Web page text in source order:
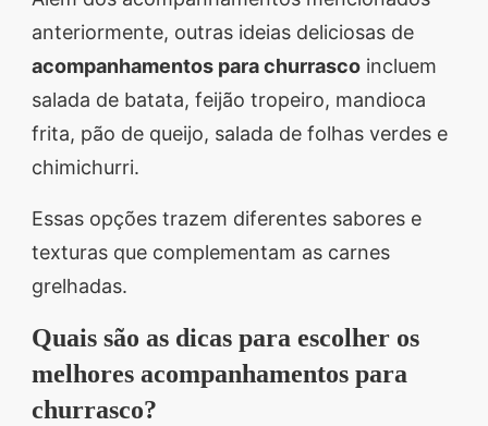
anteriormente, outras ideias deliciosas de
acompanhamentos para churrasco incluem
salada de batata, feijão tropeiro, mandioca
frita, pão de queijo, salada de folhas verdes e
chimichurri.
Essas opções trazem diferentes sabores e
texturas que complementam as carnes
grelhadas.
Quais são as dicas para escolher os
melhores acompanhamentos para
churrasco?